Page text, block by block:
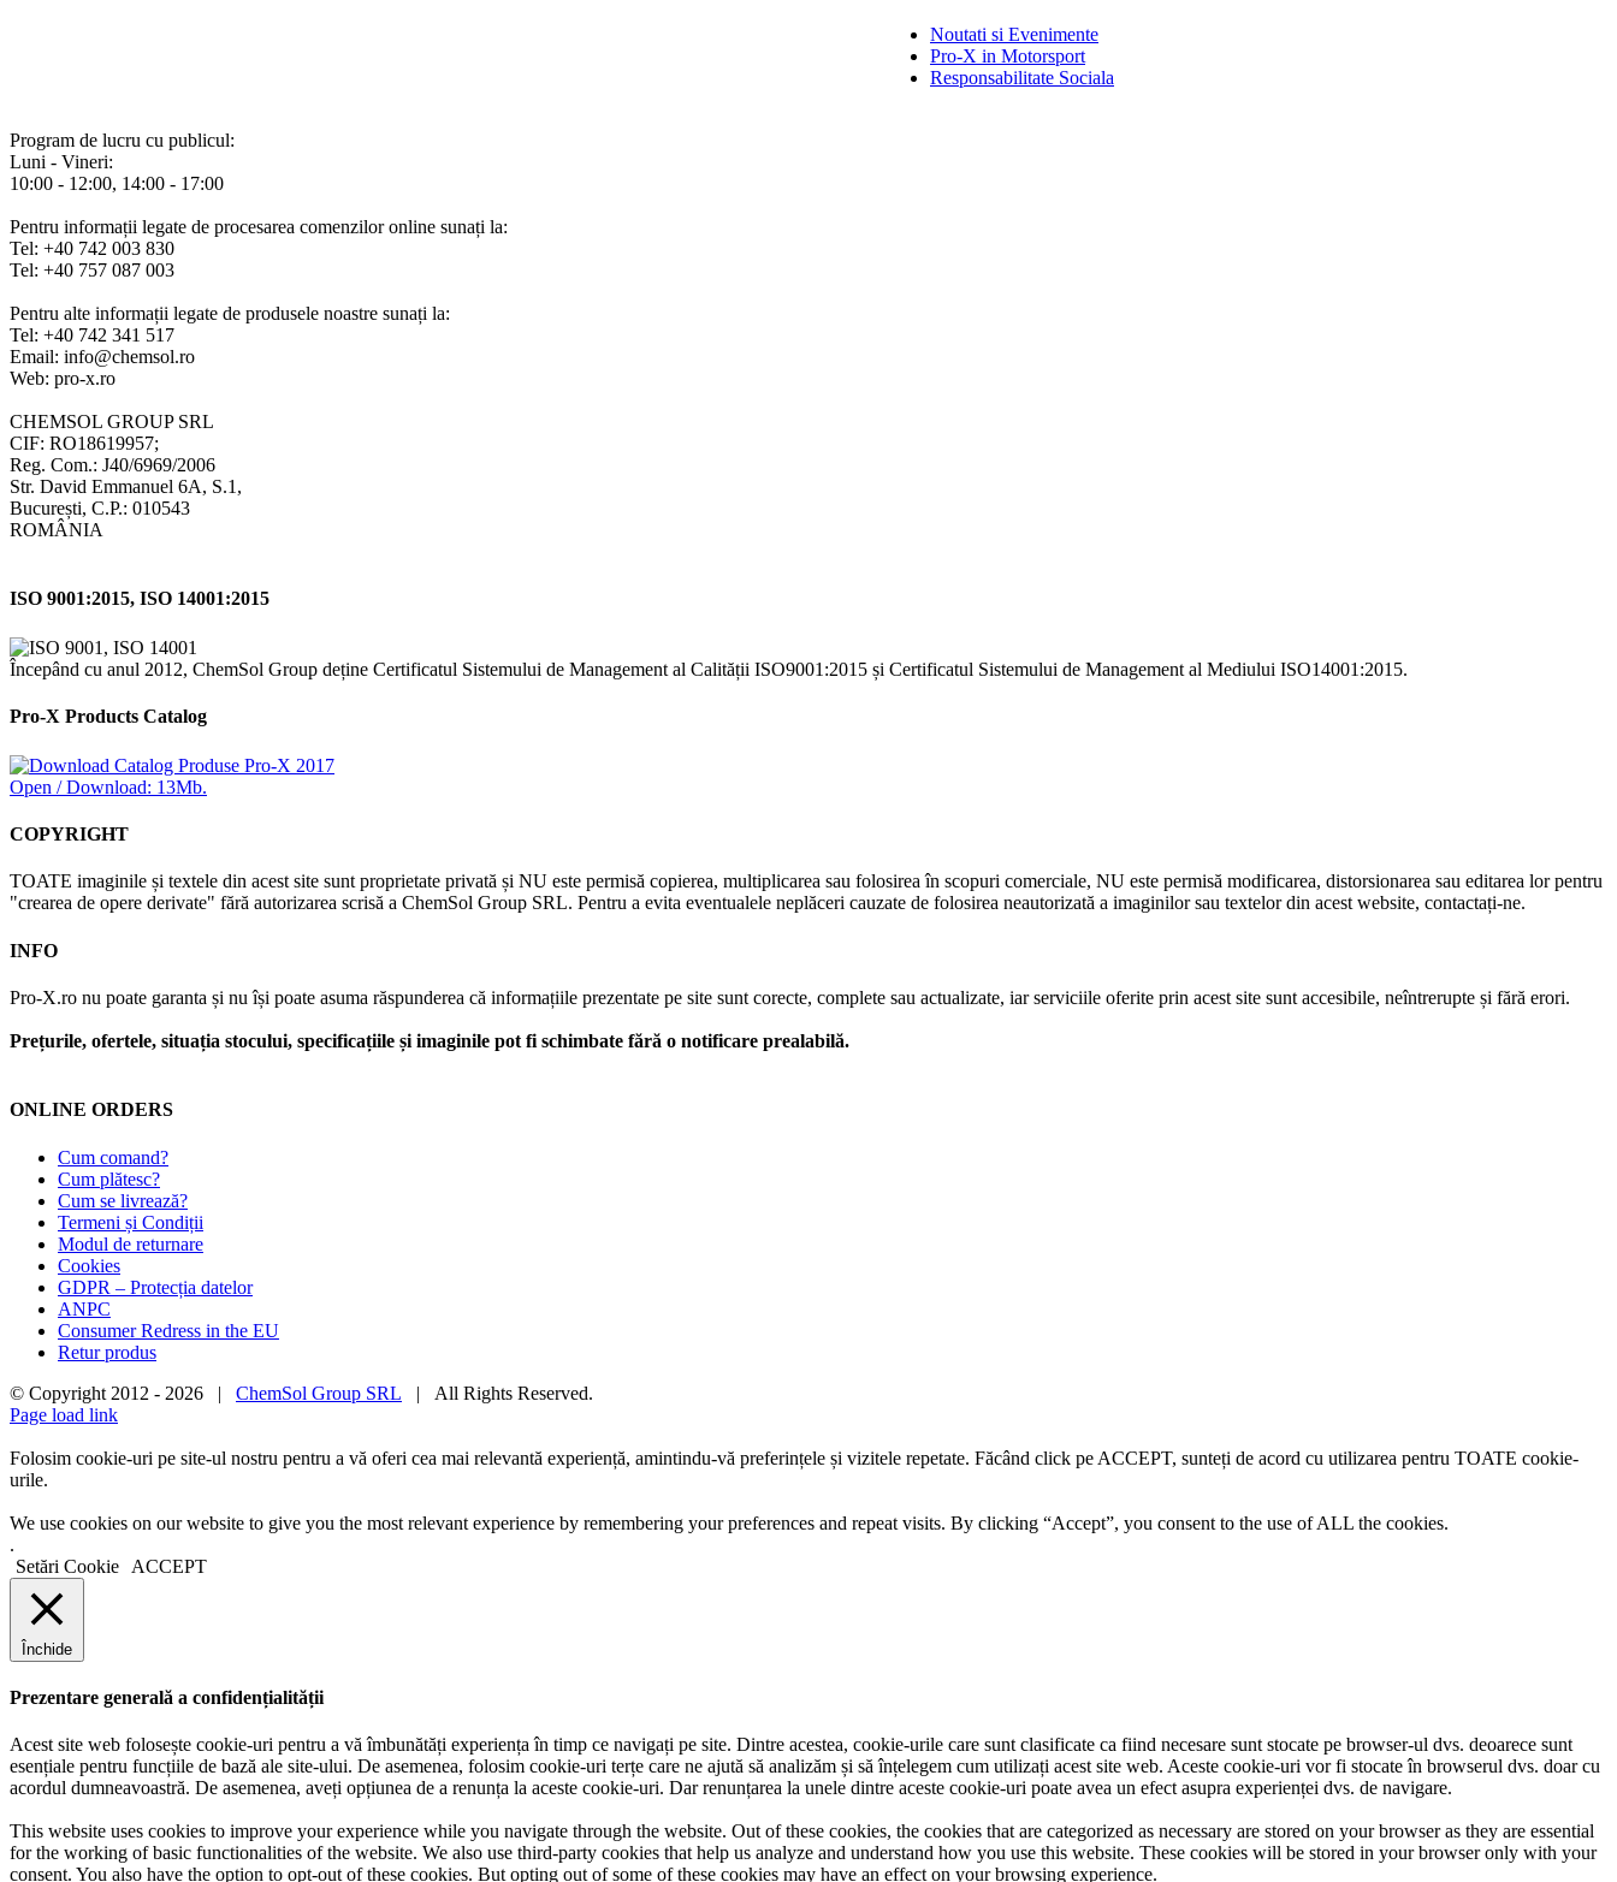
Noutati si Evenimente
Pro-X in Motorsport
Responsabilitate Sociala
Program de lucru cu publicul:
Luni - Vineri:
10:00 - 12:00, 14:00 - 17:00
Pentru informații legate de procesarea comenzilor online sunați la:
Tel: +40 742 003 830
Tel: +40 757 087 003
Pentru alte informații legate de produsele noastre sunați la:
Tel: +40 742 341 517
Email: info@chemsol.ro
Web: pro-x.ro
CHEMSOL GROUP SRL
CIF: RO18619957;
Reg. Com.: J40/6969/2006
Str. David Emmanuel 6A, S.1,
București, C.P.: 010543
ROMÂNIA
ISO 9001:2015, ISO 14001:2015
Începând cu anul 2012, ChemSol Group deține Certificatul Sistemului de Management al Calității ISO9001:2015 și Certificatul Sistemului de Management al Mediului ISO14001:2015.
Pro-X Products Catalog
Open / Download: 13Mb.
COPYRIGHT
TOATE imaginile și textele din acest site sunt proprietate privată și NU este permisă copierea, multiplicarea sau folosirea în scopuri comerciale, NU este permisă modificarea, distorsionarea sau editarea lor pentru
"crearea de opere derivate" fără autorizarea scrisă a ChemSol Group SRL. Pentru a evita eventualele neplăceri cauzate de folosirea neautorizată a imaginilor sau textelor din acest website, contactați-ne.
INFO
Pro-X.ro nu poate garanta și nu își poate asuma răspunderea că informațiile prezentate pe site sunt corecte, complete sau actualizate, iar serviciile oferite prin acest site sunt accesibile, neîntrerupte și fără erori.
Prețurile, ofertele, situația stocului, specificațiile și imaginile pot fi schimbate fără o notificare prealabilă.
ONLINE ORDERS
Cum comand?
Cum plătesc?
Cum se livrează?
Termeni și Condiții
Modul de returnare
Cookies
GDPR – Protecția datelor
ANPC
Consumer Redress in the EU
Retur produs
© Copyright 2012 - 2026 | ChemSol Group SRL | All Rights Reserved.
Page load link
Folosim cookie-uri pe site-ul nostru pentru a vă oferi cea mai relevantă experiență, amintindu-vă preferințele și vizitele repetate. Făcând click pe ACCEPT, sunteți de acord cu utilizarea pentru TOATE cookie-
urile.
We use cookies on our website to give you the most relevant experience by remembering your preferences and repeat visits. By clicking “Accept”, you consent to the use of ALL the cookies.
.
Setări Cookie
ACCEPT
Închide
Prezentare generală a confidențialității
Acest site web folosește cookie-uri pentru a vă îmbunătăți experiența în timp ce navigați pe site. Dintre acestea, cookie-urile care sunt clasificate ca fiind necesare sunt stocate pe browser-ul dvs. deoarece sunt
esențiale pentru funcțiile de bază ale site-ului. De asemenea, folosim cookie-uri terțe care ne ajută să analizăm și să înțelegem cum utilizați acest site web. Aceste cookie-uri vor fi stocate în browserul dvs. doar cu
acordul dumneavoastră. De asemenea, aveți opțiunea de a renunța la aceste cookie-uri. Dar renunțarea la unele dintre aceste cookie-uri poate avea un efect asupra experienței dvs. de navigare.
This website uses cookies to improve your experience while you navigate through the website. Out of these cookies, the cookies that are categorized as necessary are stored on your browser as they are essential
for the working of basic functionalities of the website. We also use third-party cookies that help us analyze and understand how you use this website. These cookies will be stored in your browser only with your
consent. You also have the option to opt-out of these cookies. But opting out of some of these cookies may have an effect on your browsing experience.